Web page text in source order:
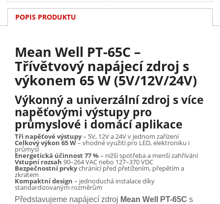
POPIS PRODUKTU
Mean Well PT-65C –
Třívětvový napájecí zdroj s
výkonem 65 W (5V/12V/24V)
Výkonný a univerzální zdroj s více
napěťovými výstupy pro
průmyslové i domácí aplikace
Tři napěťové výstupy– 5V, 12V a 24V v jednom zařízení
Celkový výkon 65 W– vhodné využití pro LED, elektroniku i
průmysl
Energetická účinnost 77 %– nižší spotřeba a menší zahřívání
Vstupní rozsah 90–264 VAC nebo 127–370 VDC
Bezpečnostní prvkychránící před přetížením, přepětím a
zkratem
Kompaktní design – jednoduchá instalace díky
standardizovaným rozměrům
Představujeme napájecí zdroj Mean Well PT-65C s